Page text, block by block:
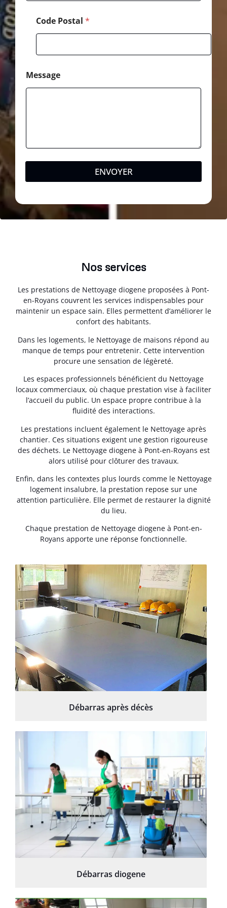
Code Postal *
Message
ENVOYER
Nos services
Les prestations de Nettoyage diogene proposées à Pont-
en-Royans couvrent les services indispensables pour
maintenir un espace sain. Elles permettent d’améliorer le
confort des habitants.
Dans les logements, le Nettoyage de maisons répond au
manque de temps pour entretenir. Cette intervention
procure une sensation de légèreté.
Les espaces professionnels bénéficient du Nettoyage
locaux commerciaux, où chaque prestation vise à faciliter
l’accueil du public. Un espace propre contribue à la
fluidité des interactions.
Les prestations incluent également le Nettoyage après
chantier. Ces situations exigent une gestion rigoureuse
des déchets. Le Nettoyage diogene à Pont-en-Royans est
alors utilisé pour clôturer des travaux.
Enfin, dans les contextes plus lourds comme le Nettoyage
logement insalubre, la prestation repose sur une
attention particulière. Elle permet de restaurer la dignité
du lieu.
Chaque prestation de Nettoyage diogene à Pont-en-
Royans apporte une réponse fonctionnelle.
Débarras après décès
Débarras diogene